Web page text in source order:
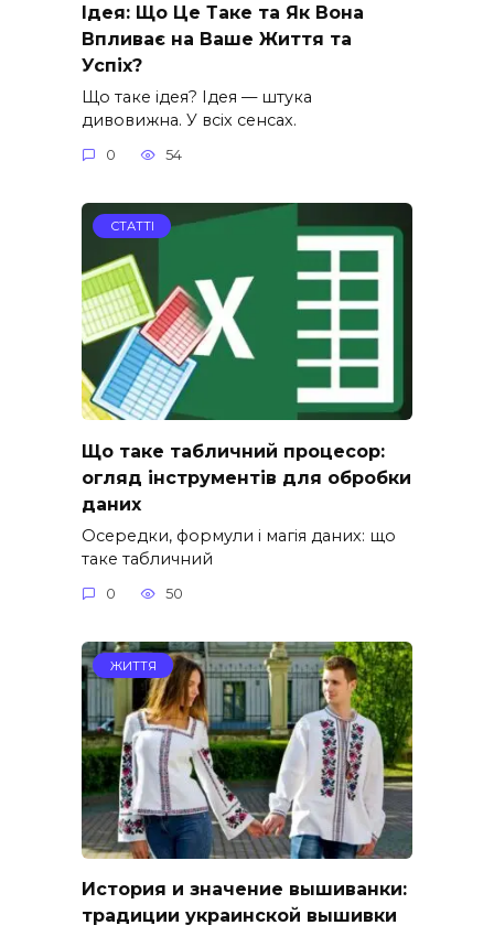
Ідея: Що Це Таке та Як Вона
Впливає на Ваше Життя та
Успіх?
Що таке ідея? Ідея — штука
дивовижна. У всіх сенсах.
0 54
СТАТТІ
Що таке табличний процесор:
огляд інструментів для обробки
даних
Осередки, формули і магія даних: що
таке табличний
0 50
ЖИТТЯ
История и значение вышиванки:
традиции украинской вышивки